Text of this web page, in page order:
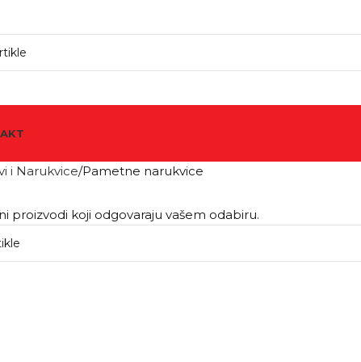
i Narukvice Pametne narukvice
proizvodi koji odgovaraju vašem odabiru.